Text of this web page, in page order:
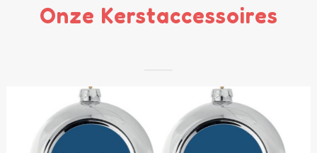
Onze Kerstaccessoires